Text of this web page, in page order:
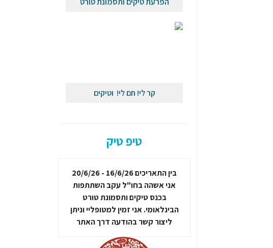
קר לי! חם לי! וטיקים
טיפ טיק
/ שומנית ומתובלת יתר
מומלצת במקרים של
בין התאריכים 16/6/26 - 20/6/26
אני אשהה בחו"ל עקב השתתפות
בכנס טיקים ותסמונת טורט
הבינלאומי. אני זמין למטופליי וניתן
ליצור קשר בהודעה דרך האתר